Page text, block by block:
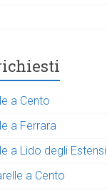
a Cento
a Ferrara
a Lido degli Estensi
a Cento